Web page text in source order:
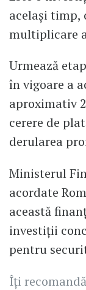
același timp,
multiplicare
Urmează
în vigoare a
aproximativ
cerere de
derularea
Ministerul
acordate
această
investiții
pentru
Îți